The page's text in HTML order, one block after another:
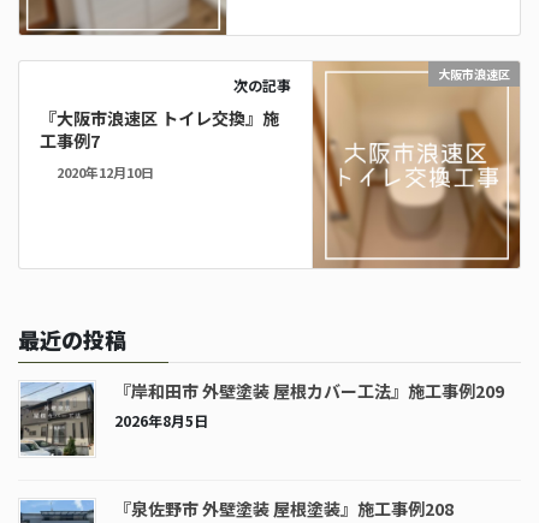
大阪市浪速区
次の記事
『大阪市浪速区 トイレ交換』施
工事例7
2020年12月10日
最近の投稿
『岸和田市 外壁塗装 屋根カバー工法』施工事例209
2026年8月5日
『泉佐野市 外壁塗装 屋根塗装』施工事例208